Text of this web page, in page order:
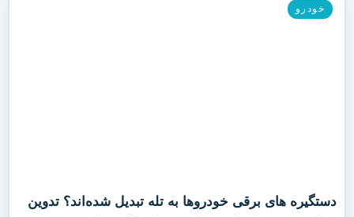
دستگیره‌ های برقی خودروها به تله تبدیل شده‌اند؟ تدوین
خودرو